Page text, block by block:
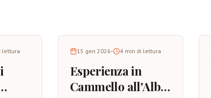
lettura 15 gen 2026• 4 min di lettura
Esperienza in
Cammello all'Alba